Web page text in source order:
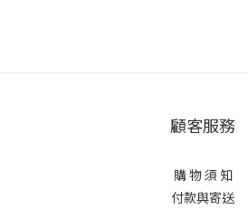
顧客服務
購 物 須 知
付款與寄送